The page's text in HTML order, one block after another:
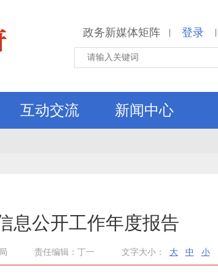
政务新媒体矩阵 | 登录 |
互动交流 新闻中心
息公开工作年度报告
责任编辑：丁一 文字大小： 大 中 小